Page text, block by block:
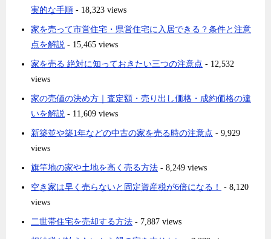
実的な手順 - 18,323 views
家を売って市営住宅・県営住宅に入居できる？条件と注意
点を解説 - 15,465 views
家を売る 絶対に知っておきたい三つの注意点 - 12,532
views
家の売値の決め方｜査定額・売り出し価格・成約価格の違
いを解説 - 11,609 views
新築並や築1年などの中古の家を売る時の注意点 - 9,929
views
旗竿地の家や土地を高く売る方法 - 8,249 views
空き家は早く売らないと固定資産税が6倍になる！
- 8,120
views
二世帯住宅を売却する方法 - 7,887 views